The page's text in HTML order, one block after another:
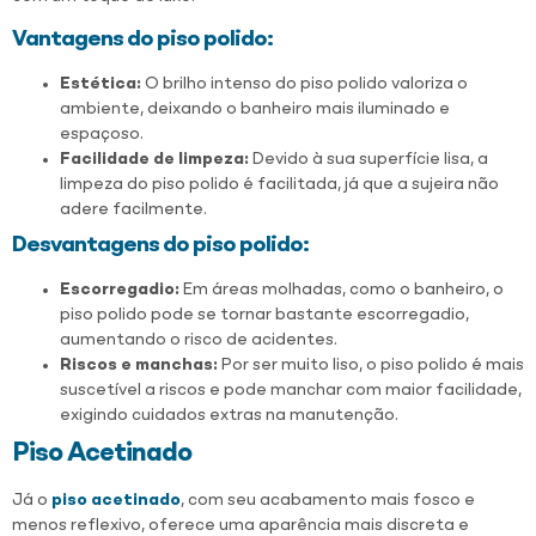
Vantagens do piso polido:
Estética: O brilho intenso do piso polido valoriza o
ambiente, deixando o banheiro mais iluminado e
espaçoso.
Facilidade de limpeza: Devido à sua superfície lisa, a
limpeza do piso polido é facilitada, já que a sujeira não
adere facilmente.
Desvantagensdo piso polido:
Escorregadio: Em áreas molhadas, como o banheiro, o
piso polido pode se tornar bastante escorregadio,
aumentando o risco de acidentes.
Riscos e manchas: Por ser muito liso, o piso polido é mais
suscetível a riscos e pode manchar com maior facilidade,
exigindo cuidados extras na manutenção.
Piso Acetinado
Já o piso acetinado, com seu acabamento mais fosco e
menos reflexivo, oferece uma aparência mais discreta e